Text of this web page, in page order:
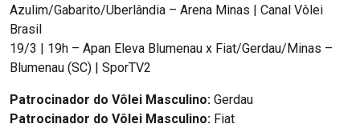
Azulim/Gabarito/Uberlândia – Arena Minas | Canal Vôlei
Brasil
19/3 | 19h – Apan Eleva Blumenau x Fiat/Gerdau/Minas –
Blumenau (SC) | SporTV2
Patrocinador do Vôlei Masculino: Gerdau
Patrocinador do Vôlei Masculino: Fiat